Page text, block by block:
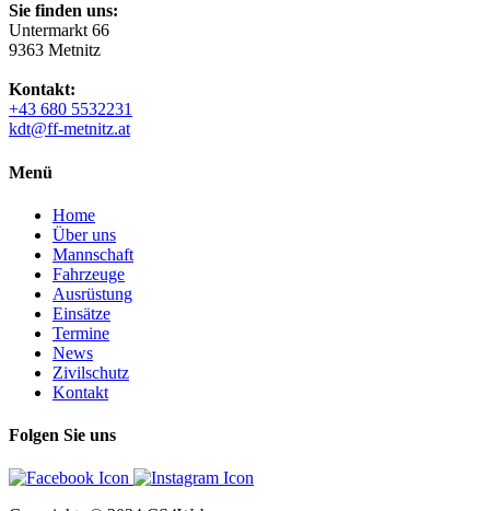
Sie finden uns:
Untermarkt 66
9363 Metnitz
Kontakt:
+43 680 5532231
kdt@ff-metnitz.at
Menü
Home
Über uns
Mannschaft
Fahrzeuge
Ausrüstung
Einsätze
Termine
News
Zivilschutz
Kontakt
Folgen Sie uns